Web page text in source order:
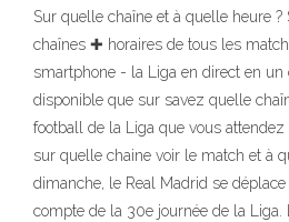
Sur quelle chaîne et à quelle heure ?
chaînes ✚ horaires de tous les
smartphone - la Liga en direct en
disponible que sur savez quelle
football de la Liga que vous
sur quelle chaine voir le match et à
dimanche, le Real Madrid se
compte de la 30e journée de la